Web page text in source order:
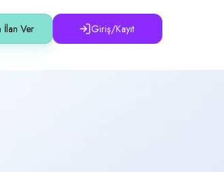
İlan Ver Giriş/Kayıt